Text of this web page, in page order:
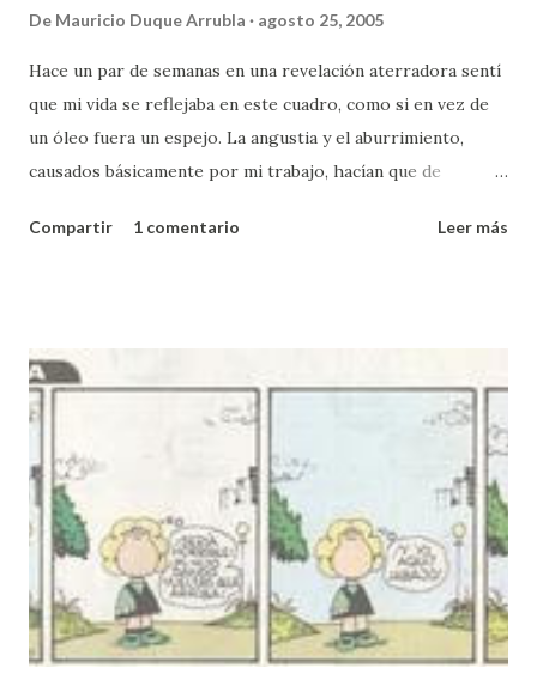
De Mauricio Duque Arrubla agosto 25, 2005
Hace un par de semanas en una revelación aterradora sentí
que mi vida se reflejaba en este cuadro, como si en vez de
un óleo fuera un espejo. La angustia y el aburrimiento,
causados básicamente por mi trabajo, hacían que de
decidí a escribir lo que sentía porque hace falta también ver
laboral no mejora pero la anímica sí y el dichoso texto
nunca apareció, no le permití el espacio para que se
escribiera él mismo. Lo que escribo hoy se aleja mucho de
lo que pude haber escrito o blasfemado en ese momento.
Supongamos que hoy es uno de esos días y escribamos lo
que debió hacerse y no se hizo. --- La primera vez que vi
esta magnífica obra tuve lástima de la temenda angustia que
sentía ese hombrecito de pie en un muelle o en un puente,
y no lograba imaginar qué podía...
Compartir 1 comentario Leer más